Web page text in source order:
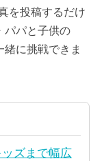
を投稿するだけ
パパと子供の
緒に挑戦できま
ズまで幅広